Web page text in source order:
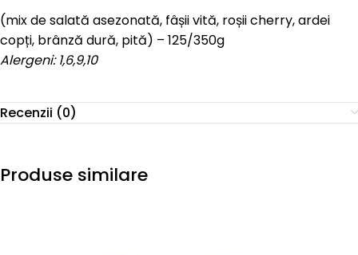
(mix de salată asezonată, fâșii vită, roșii cherry, ardei
copți, brânză dură, pită) – 125/350g
Alergeni: 1,6,9,10
Recenzii (0)
Produse similare